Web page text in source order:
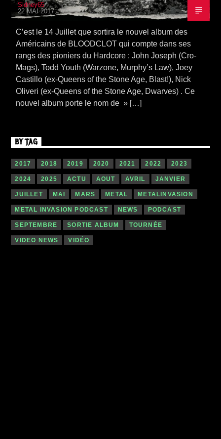
Sidney65
22 MAI 2017
C’est le 14 Juillet que sortira le nouvel album des
Américains de BLOODCLOT qui compte dans ses
rangs des pioniers du Hardcore : John Joseph (Cro-
Mags), Todd Youth (Warzone, Murphy’s Law), Joey
Castillo (ex-Queens of the Stone Age, Blast!), Nick
Oliveri (ex-Queens of the Stone Age, Dwarves) . Ce
nouvel album porte le nom de » […]
BY TAG
2017 2018 2019 2020 2021 2022 2023
2024 2025 ACTU AOUT AVRIL JANVIER
JUILLET MAI MARS METAL METALINVASION
METAL INVASION PODCAST NEWS PODCAST
SEPTEMBRE SORTIE ALBUM TOURNÉE
VIDEO NEWS VIDÉO